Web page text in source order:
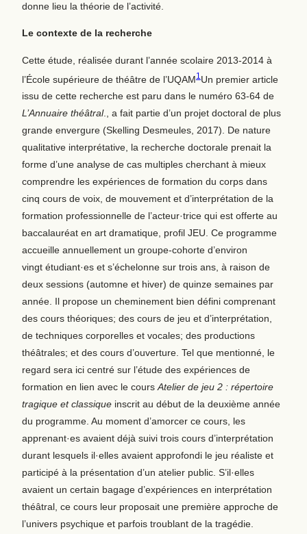
donne lieu la théorie de l’activité.
Le contexte de la recherche
Cette étude, réalisée durant l’année scolaire 2013-2014 à
l’École supérieure de théâtre de l’UQAM1 Un premier article
issu de cette recherche est paru dans le numéro 63-64 de
L’Annuaire théâtral., a fait partie d’un projet doctoral de plus
grande envergure (Skelling Desmeules, 2017). De nature
qualitative interprétative, la recherche doctorale prenait la
forme d’une analyse de cas multiples cherchant à mieux
comprendre les expériences de formation du corps dans
cinq cours de voix, de mouvement et d’interprétation de la
formation professionnelle de l’acteur·trice qui est offerte au
baccalauréat en art dramatique, profil JEU. Ce programme
accueille annuellement un groupe-cohorte d’environ
vingt étudiant·es et s’échelonne sur trois ans, à raison de
deux sessions (automne et hiver) de quinze semaines par
année. Il propose un cheminement bien défini comprenant
des cours théoriques; des cours de jeu et d’interprétation,
de techniques corporelles et vocales; des productions
théâtrales; et des cours d’ouverture. Tel que mentionné, le
regard sera ici centré sur l’étude des expériences de
formation en lien avec le coursAtelier de jeu 2 : répertoire
tragique et classique inscrit au début de la deuxième année
du programme. Au moment d’amorcer ce cours, les
apprenant·es avaient déjà suivi trois cours d’interprétation
durant lesquels il·elles avaient approfondi le jeu réaliste et
participé à la présentation d’un atelier public. S’il·elles
avaient un certain bagage d’expériences en interprétation
théâtral, ce cours leur proposait une première approche de
l’univers psychique et parfois troublant de la tragédie.